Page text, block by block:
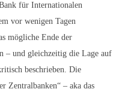
für Internationalen
vor wenigen Tagen
mögliche Ende der
– und gleichzeitig die Lage auf
beschrieben. Die
Zentralbanken“ – aka das